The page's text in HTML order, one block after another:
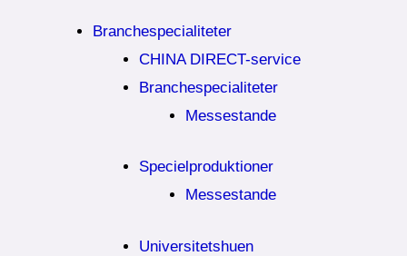
Branchespecialiteter
CHINA DIRECT-service
Branchespecialiteter
Messestande
Specielproduktioner
Messestande
Universitetshuen